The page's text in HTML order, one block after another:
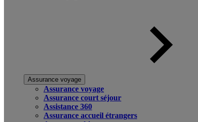
Assurance voyage
Assurance voyage
Assurance court séjour
Assistance 360
Assurance accueil étrangers